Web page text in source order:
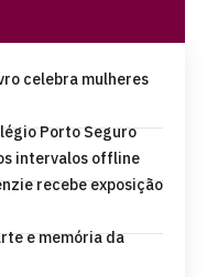
celebra mulheres
Porto Seguro
intervalos offline
recebe exposição
e memória da